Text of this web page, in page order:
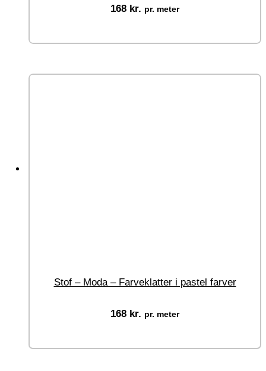
168 kr. pr. meter
Stof – Moda – Farveklatter i pastel farver
168 kr. pr. meter